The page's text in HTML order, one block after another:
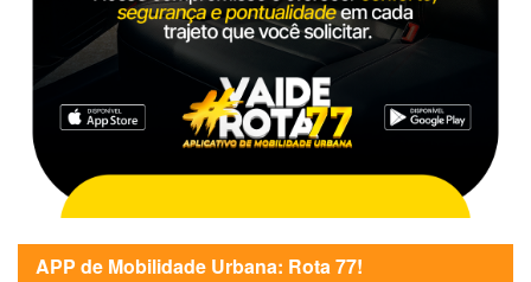
APP de Mobilidade Urbana: Rota 77!